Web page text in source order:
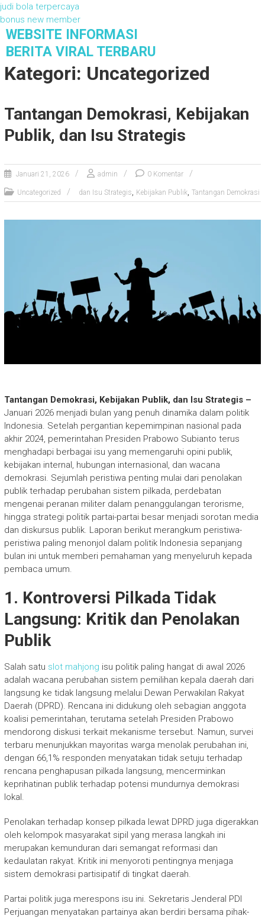
judi bola terpercaya
bonus new member
e
WEBSITE INFORMASI
BERITA VIRAL TERBARU
Kategori: Uncategorized
Tantangan Demokrasi, Kebijakan
Publik, dan Isu Strategis
Januari 21, 2026 admin 0 Komentar
Uncategorized dan Isu Strategis, Kebijakan Publik, Tantangan Demokrasi
Tantangan Demokrasi, Kebijakan Publik, dan Isu Strategis –
Januari 2026 menjadi bulan yang penuh dinamika dalam politik
Indonesia. Setelah pergantian kepemimpinan nasional pada
akhir 2024, pemerintahan Presiden Prabowo Subianto terus
menghadapi berbagai isu yang memengaruhi opini publik,
kebijakan internal, hubungan internasional, dan wacana
demokrasi. Sejumlah peristiwa penting mulai dari penolakan
publik terhadap perubahan sistem pilkada, perdebatan
mengenai peranan militer dalam penanggulangan terorisme,
hingga strategi politik partai-partai besar menjadi sorotan media
dan diskursus publik. Laporan berikut merangkum peristiwa-
peristiwa paling menonjol dalam politik Indonesia sepanjang
bulan ini untuk memberi pemahaman yang menyeluruh kepada
pembaca umum.
1. Kontroversi Pilkada Tidak
Langsung: Kritik dan Penolakan
Publik
Salah satu slot mahjong isu politik paling hangat di awal 2026
adalah wacana perubahan sistem pemilihan kepala daerah dari
langsung ke tidak langsung melalui Dewan Perwakilan Rakyat
Daerah (DPRD). Rencana ini didukung oleh sebagian anggota
koalisi pemerintahan, terutama setelah Presiden Prabowo
mendorong diskusi terkait mekanisme tersebut. Namun, survei
terbaru menunjukkan mayoritas warga menolak perubahan ini,
dengan 66,1% responden menyatakan tidak setuju terhadap
rencana penghapusan pilkada langsung, mencerminkan
keprihatinan publik terhadap potensi mundurnya demokrasi
lokal.
Penolakan terhadap konsep pilkada lewat DPRD juga digerakkan
oleh kelompok masyarakat sipil yang merasa langkah ini
merupakan kemunduran dari semangat reformasi dan
kedaulatan rakyat. Kritik ini menyoroti pentingnya menjaga
sistem demokrasi partisipatif di tingkat daerah.
Partai politik juga merespons isu ini. Sekretaris Jenderal PDI
Perjuangan menyatakan partainya akan berdiri bersama pihak-